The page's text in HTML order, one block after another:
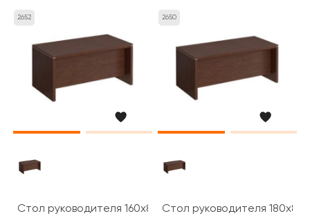
2652
Стол руководителя 160x85x75 Cosmo
2650
Стол руководителя